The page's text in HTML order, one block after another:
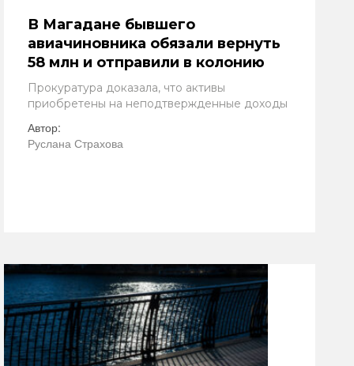
В Магадане бывшего
авиачиновника обязали вернуть
58 млн и отправили в колонию
Прокуратура доказала, что активы
приобретены на неподтвержденные доходы
Автор:
Руслана Страхова